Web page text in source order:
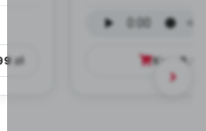
zł
mp3)
Kup 9.99